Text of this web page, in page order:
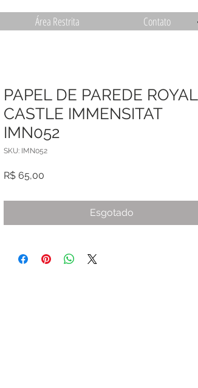
Área Restrita Contato
PAPEL DE PAREDE ROYAL
CASTLE IMMENSITAT
IMN052
SKU: IMN052
R$ 65,00
Esgotado